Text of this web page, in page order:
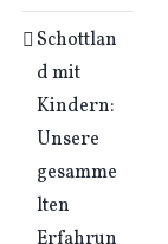
Schottlan
d mit
Kindern:
Unsere
gesamme
lten